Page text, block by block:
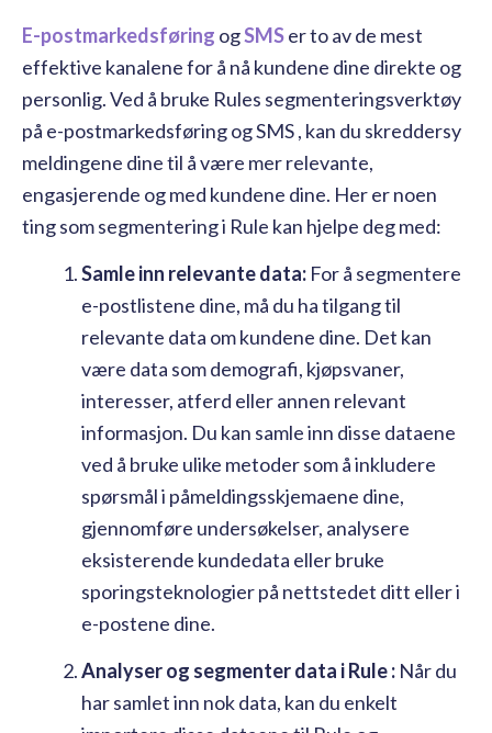
E-postmarkedsføring ogSMSer to av de mest
effektive kanalene for å nå kundene dine direkte og
personlig. Ved å bruke Rules segmenteringsverktøy
på e-postmarkedsføring og SMS , kan du skreddersy
meldingene dine til å være mer relevante,
engasjerende og med kundene dine. Her er noen
ting som segmentering i Rule kan hjelpe deg med:
Samle inn relevante data: For å segmentere
e-postlistene dine, må du ha tilgang til
relevante data om kundene dine. Det kan
være data som demografi, kjøpsvaner,
interesser, atferd eller annen relevant
informasjon. Du kan samle inn disse dataene
ved å bruke ulike metoder som å inkludere
spørsmål i påmeldingsskjemaene dine,
gjennomføre undersøkelser, analysere
eksisterende kundedata eller bruke
sporingsteknologier på nettstedet ditt eller i
e-postene dine.
Analyser og segmenter data i Rule : Når du
har samlet inn nok data, kan du enkelt